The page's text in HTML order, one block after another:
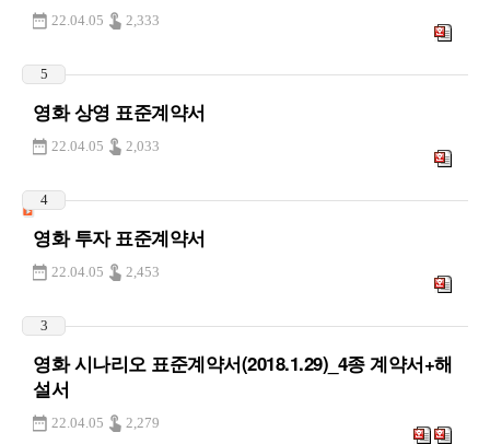
22.04.05 2,333
5
영화 상영 표준계약서
22.04.05 2,033
4
영화 투자 표준계약서
22.04.05 2,453
3
영화 시나리오 표준계약서(2018.1.29)_4종 계약서+해
설서
22.04.05 2,279